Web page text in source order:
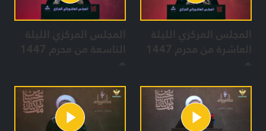
المجلس المركزي الليلة
العاشرة من محرم 1447
هـ
المجلس المركزي الليلة
التاسعة من محرم 1447
هـ